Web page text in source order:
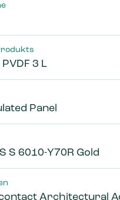
3 L
Panel
S 6010-Y70R Gold
Architectural